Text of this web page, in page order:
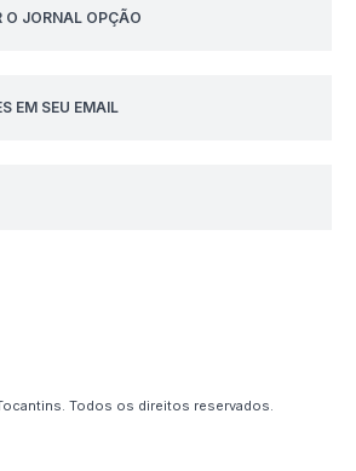
O JORNAL OPÇÃO
EM SEU EMAIL
Todos os direitos reservados.